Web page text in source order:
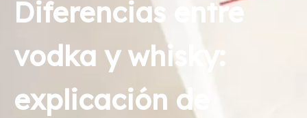
Diferencias entre
vodka y whisky:
explicación de